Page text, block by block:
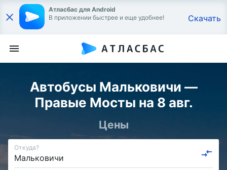
Атласбас для Android
В приложении быстрее и еще удобнее!
Скачать
Автобусы Мальковичи —
Правые Мосты на 8 авг.
Цены
Откуда?